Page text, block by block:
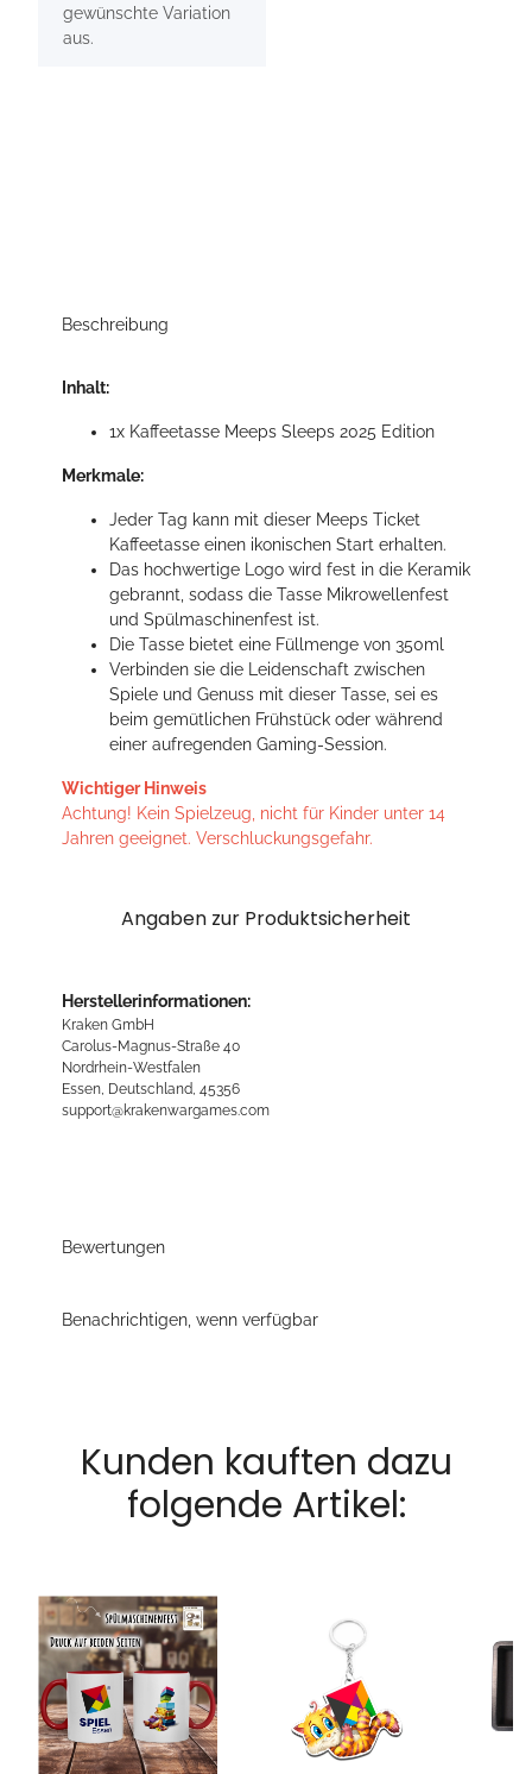
gewünschte Variation
aus.
Beschreibung
Inhalt:
1x Kaffeetasse Meeps Sleeps 2025 Edition
Merkmale:
Jeder Tag kann mit dieser Meeps Ticket
Kaffeetasse einen ikonischen Start erhalten.
Das hochwertige Logo wird fest in die Keramik
gebrannt, sodass die Tasse Mikrowellenfest
und Spülmaschinenfest ist.
Die Tasse bietet eine Füllmenge von 350ml
Verbinden sie die Leidenschaft zwischen
Spiele und Genuss mit dieser Tasse, sei es
beim gemütlichen Frühstück oder während
einer aufregenden Gaming-Session.
Wichtiger Hinweis
Achtung! Kein Spielzeug, nicht für Kinder unter 14
Jahren geeignet. Verschluckungsgefahr.
Angaben zur Produktsicherheit
Herstellerinformationen:
Kraken GmbH
Carolus-Magnus-Straße 40
Nordrhein-Westfalen
Essen, Deutschland, 45356
support@krakenwargames.com
Bewertungen
Benachrichtigen, wenn verfügbar
Kunden kauften dazu
folgende Artikel: